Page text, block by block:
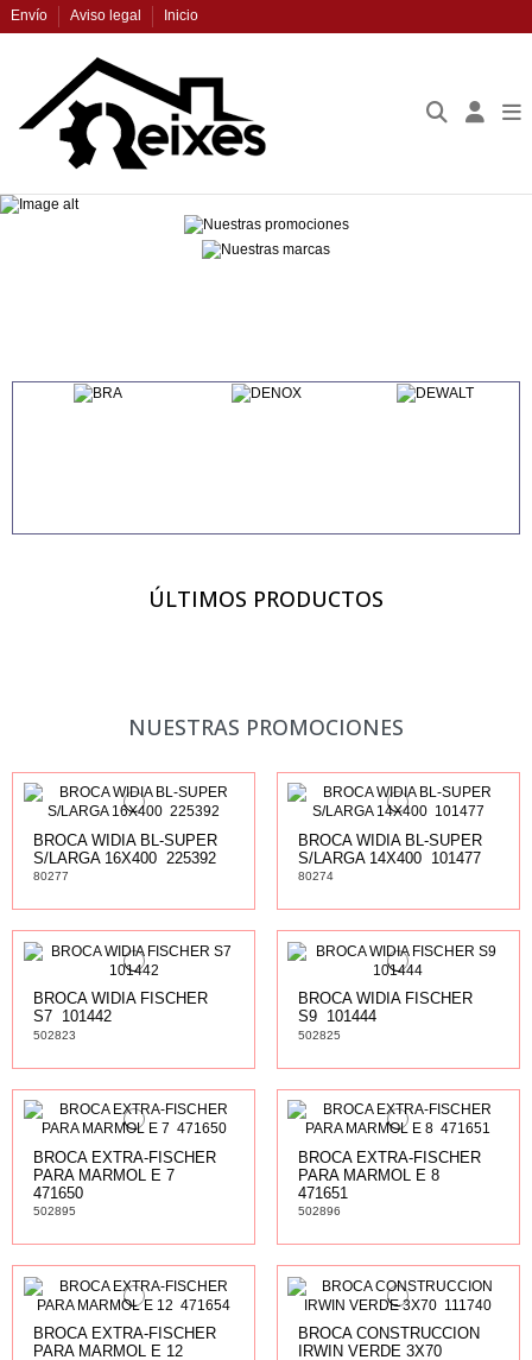
Envío Aviso legal Inicio
ÚLTIMOS PRODUCTOS
NUESTRAS PROMOCIONES
BROCA WIDIA BL-SUPER
S/LARGA 16X400  225392
80277
BROCA WIDIA BL-SUPER
S/LARGA 14X400  101477
80274
BROCA WIDIA FISCHER
S7  101442
502823
BROCA WIDIA FISCHER
S9  101444
502825
BROCA EXTRA-FISCHER
PARA MARMOL E 7 
471650
502895
BROCA EXTRA-FISCHER
PARA MARMOL E 8 
471651
502896
BROCA EXTRA-FISCHER
PARA MARMOL E 12 
BROCA CONSTRUCCION
IRWIN VERDE 3X70 